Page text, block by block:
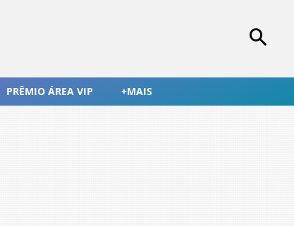
PRÊMIO ÁREA VIP +MAIS